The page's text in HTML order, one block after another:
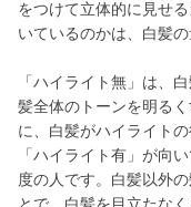
をつけて立体的に見せ
いているのかは、白髪
「ハイライト無」は、
髪全体のトーンを明る
に、白髪がハイライト
「ハイライト有」が向
度の人です。白髪以外